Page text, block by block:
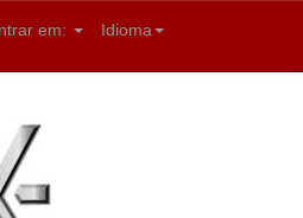
Idioma
em: